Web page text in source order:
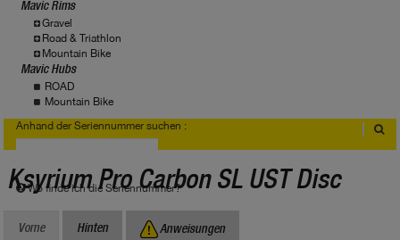
Mavic Rims
Gravel
Road & Triathlon
Mountain Bike
Mavic Hubs
ROAD
Mountain Bike
Anhand der Seriennummer suchen :
Wo finde ich die Seriennummer?
Ksyrium Pro Carbon SL UST Disc
Vorne Hinten Anweisungen